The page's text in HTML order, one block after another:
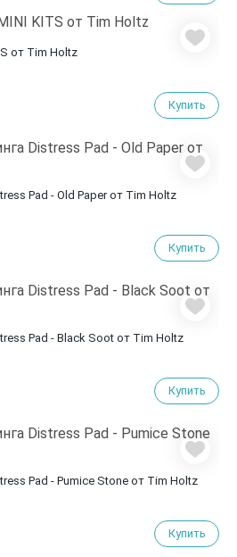
от Tim Holtz
Купить
Pad - Old Paper от Tim Holtz
Купить
Pad - Black Soot от Tim Holtz
Купить
Pad - Pumice Stone от Tim Holtz
Купить